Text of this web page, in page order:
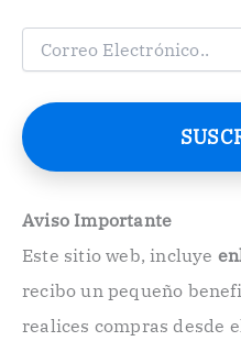
e
o
e
t
ó
n
Aviso Importante
Este sitio web, incluye
recibo un pequeño
realices compras desde